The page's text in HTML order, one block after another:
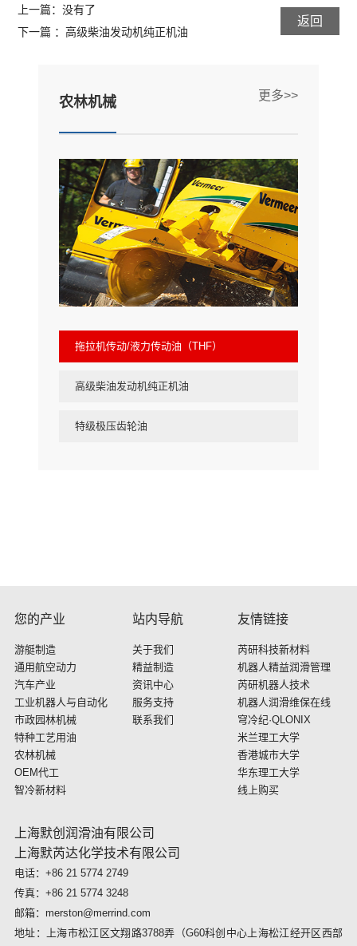
上一篇：没有了
下一篇 ：高级柴油发动机纯正机油
返回
农林机械 更多>>
拖拉机传动/液力传动油（THF）
高级柴油发动机纯正机油
特级极压齿轮油
您的产业
游艇制造
通用航空动力
汽车产业
工业机器人与自动化
市政园林机械
特种工艺用油
农林机械
OEM代工
智冷新材料
站内导航
关于我们
精益制造
资讯中心
服务支持
联系我们
友情链接
芮研科技新材料
机器人精益润滑管理
芮研机器人技术
机器人润滑维保在线
穹冷纪·QLONIX
米兰理工大学
香港城市大学
华东理工大学
线上购买
上海默创润滑油有限公司
上海默芮达化学技术有限公司
电话：+86 21 5774 2749
传真：+86 21 5774 3248
邮箱：merston@merrind.com
地址：上海市松江区文翔路3788弄（G60科创中心上海松江经开区西部